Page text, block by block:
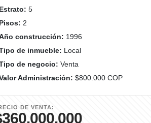
5
2
construcción: 1996
de inmueble: Local
de negocio: Venta
Administración: $800.000 COP
DE VENTA: